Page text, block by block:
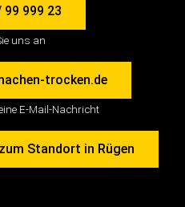
99 999 23
uns an
trocken.de
E-Mail-Nachricht
Standort in Rügen